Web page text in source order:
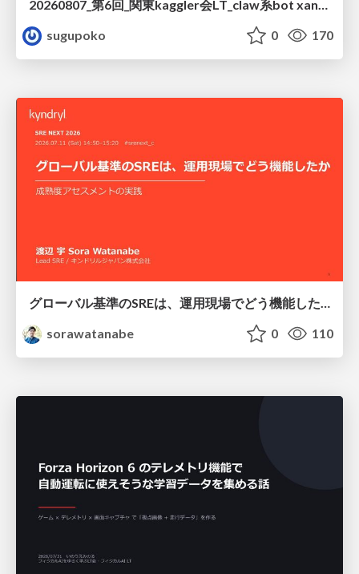
sugupoko
0 170
グローバル基準のSREは、運用現場でどう機能したか：成熟度アセスメントの実践 ／ SRE NEXT 2026
sorawatanabe
0 110